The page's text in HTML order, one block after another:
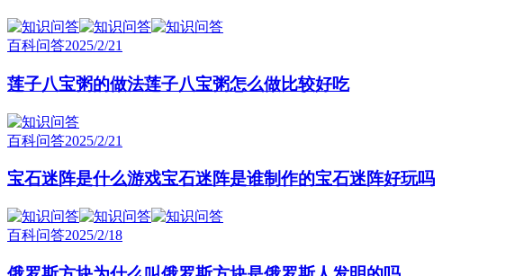
百科问答2025/2/21
莲子八宝粥的做法莲子八宝粥怎么做比较好吃
百科问答2025/2/21
宝石迷阵是什么游戏宝石迷阵是谁制作的宝石迷阵好玩吗
百科问答2025/2/18